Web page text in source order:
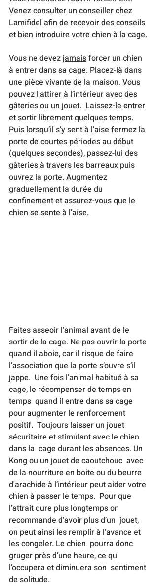
Venez consulter un conseiller chez
Lamifidel afin de recevoir des conseils
et bien introduire votre chien à la cage.
Vous ne devez jamais forcer un chien
à entrer dans sa cage. Placez-là dans
une pièce vivante de la maison. Vous
pouvez l'attirer à l’intérieur avec des
gâteries ou un jouet.  Laissez-le entrer
et sortir librement quelques temps.
Puis lorsqu’il s’y sent à l’aise fermez la
porte de courtes périodes au début
(quelques secondes), passez-lui des
gâteries à travers les barreaux puis
ouvrez la porte. Augmentez
graduellement la durée du
confinement et assurez-vous que le
chien se sente à l’aise.
Faites asseoir l’animal avant de le
sortir de la cage. Ne pas ouvrir la porte
quand il aboie, car il risque de faire
l’association que la porte s’ouvre s’il
jappe.  Une fois l’animal habitué à sa
cage, le récompenser de temps en
temps  quand il entre dans sa cage
pour augmenter le renforcement
positif.  Toujours laisser un jouet
sécuritaire et stimulant avec le chien
dans la  cage durant les absences. Un
Kong ou un jouet de caoutchouc  avec
de la nourriture en boite ou du beurre
d'arachide à l’intérieur peut aider votre
chien à passer le temps.  Pour que
l’attrait dure plus longtemps on
recommande d’avoir plus d’un  jouet,
on peut ainsi les remplir à l’avance et
les congeler. Le chien  pourra donc
gruger près d’une heure, ce qui
l’occupera et diminuera son  sentiment
de solitude.